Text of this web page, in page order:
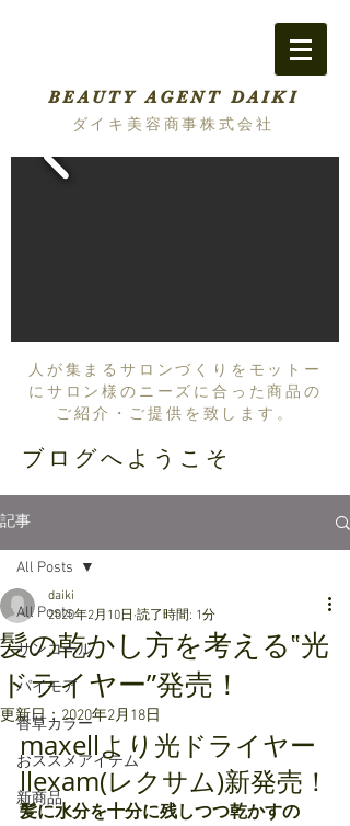
BEAUTY AGENT DAIKI
ダイキ美容商事株式会社
人が集まるサロンづくりをモットー
にサロン様のニーズに合った商品の
ご紹介・ご提供を致します。
ブログへようこそ
記事
All Posts
サンコール
パイモア
香草カラー
おススメアイテム
新商品
All Posts
髪の乾かし方を考える‟光
ドライヤー”発売！
daiki
2020年2月10日 読了時間: 1分
更新日： 2020年2月18日
maxellより光ドライヤー
llexam(レクサム)新発売！
髪に水分を十分に残しつつ乾かすの